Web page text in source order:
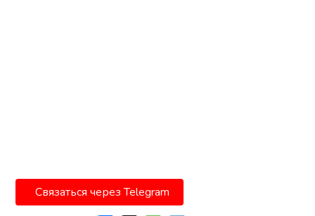
Связаться через Telegram